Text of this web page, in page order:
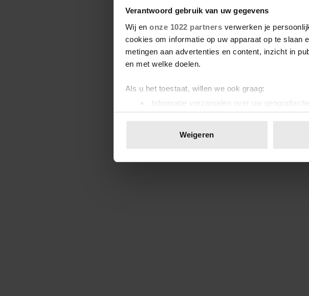
Verantwoord gebruik van uw gegevens
Wij en onze 1022 partners verwerken je
cookies om informatie op uw apparaat op te slaan
metingen aan advertenties en content, inzicht in
en met welke doelen.
Als u het toestaat, willen we ook graag:
Informatie verzamelen over uw
Uw apparaat identificeren door het actief
toestemming op elk moment wijzigen of intrekken
We gebruiken cookies om content en
media, adverteren en analyse. Deze partners
verstrekt of die ze hebben verzameld op basis
Weigeren